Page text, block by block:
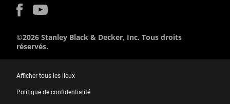
©2026 Stanley Black & Decker, Inc. Tous droits
réservés.
Afficher tous les lieux
Politique de confidentialité